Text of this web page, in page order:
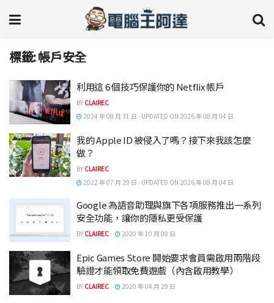
標籤:帳戶安全
利用這 6 個技巧保護你的 Netflix 帳戶
BY CLAIREC
2024 年 08 月 31 日 - UPDATED ON 2026 年 08 月 04 日
我的 Apple ID 被侵入了嗎？接下來我該怎麼
做？
BY CLAIREC
2022 年 07 月 29 日 - UPDATED ON 2026 年 08 月 04 日
Google 為語音助理與旗下各項服務推出一系列
安全功能，讓你的隱私更受保護
BY CLAIREC 2020 年 10 月 08 日
Epic Games Store 開始要求會員需啟用兩階段
驗證才能領取免費遊戲（內含啟用教學）
BY CLAIREC 2020 年 04 月 29 日